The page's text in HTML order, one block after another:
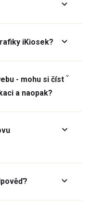
iKiosek?
- mohu si číst
a naopak?